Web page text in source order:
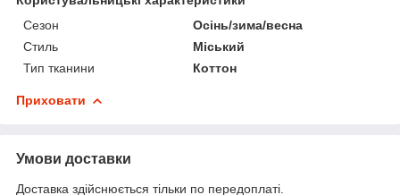
Сезон
Осінь/зима/весна
Стиль
Міський
Тип тканини
Коттон
Приховати
Умови доставки
Доставка здійснюється тільки по передоплаті.